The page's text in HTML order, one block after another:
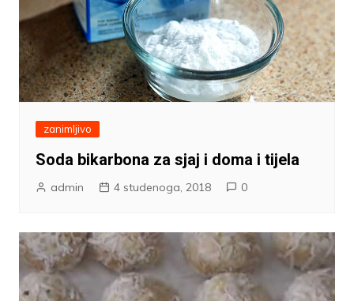
zanimljivo
Soda bikarbona za sjaj i doma i tijela
admin 4 studenoga, 2018 0